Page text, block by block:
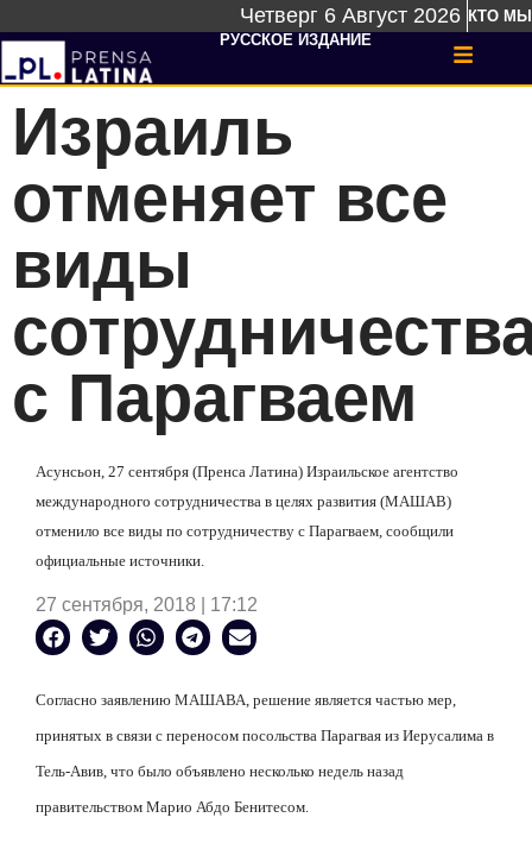
Четверг 6 Август 2026 КТО МЫ
РУССКОЕ ИЗДАНИЕ
Израиль
отменяет все
виды
с Парагваем
Асунсьон, 27 сентября (Пренса Латина) Израильское агентство
международного сотрудничества в целях развития (МАШАВ)
отменило все виды по сотрудничеству с Парагваем, сообщили
официальные источники.
27 сентября, 2018 | 17:12
Согласно заявлению МАШАВА, решение является частью мер,
принятых в связи с переносом посольства Парагвая из Иерусалима в
Тель-Авив, что было объявлено несколько недель назад
правительством Марио Абдо Бенитесом.